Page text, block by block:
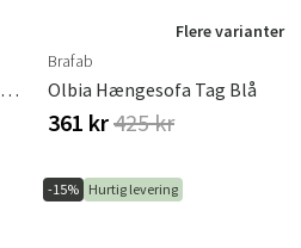
Møbelbeskyttelse Til Solseng 170x65 Cm Premium
Flere varianter
Brafab
Olbia Hængesofa Tag Blå
361 kr425 kr
-15% Hurtig levering